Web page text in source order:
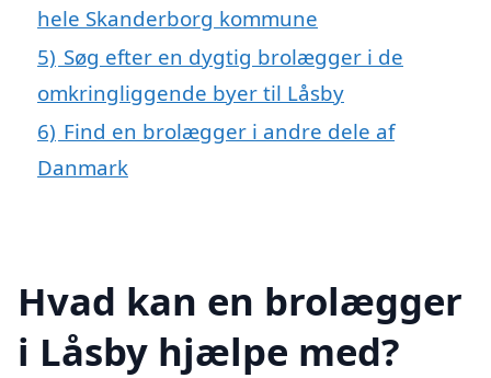
hele Skanderborg kommune
5) Søg efter en dygtig brolægger i de
omkringliggende byer til Låsby
6) Find en brolægger i andre dele af
Danmark
Hvad kan en brolægger
i Låsby hjælpe med?